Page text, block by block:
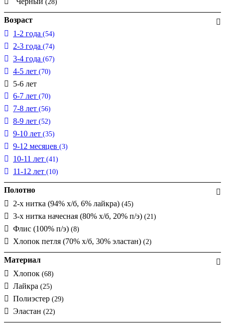
(28)
Возраст
1-2 года (54)
2-3 года (74)
3-4 года (67)
4-5 лет (70)
5-6 лет
6-7 лет (70)
7-8 лет (56)
8-9 лет (52)
9-10 лет (35)
9-12 месяцев (3)
10-11 лет (41)
11-12 лет (10)
Полотно
2-х нитка (94% х/б, 6% лайкра) (45)
3-х нитка начесная (80% х/б, 20% п/э) (21)
Флис (100% п/э) (8)
Хлопок петля (70% х/б, 30% эластан) (2)
Материал
Хлопок (68)
Лайкра (25)
Полиэстер (29)
Эластан (22)